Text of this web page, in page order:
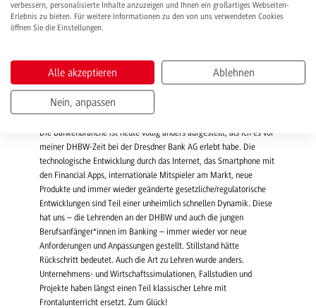
gut 300 Diplomarbeiten, Seminararbeiten und Bachelorarbeiten
betreut zu haben. Die Anzahl der zu korrigierenden Klausuren geht
in die Tausende – nicht rückwirkend zählbar für mich plus natürlich
studentischen Projekten.
Die DHBW Mannheim sowie die Bankenbranche zu Beginn Ihrer
Tätigkeit und heute – was hat sich verändert?
Die Bankenbranche ist heute völlig anders aufgestellt, als ich es vor
meiner DHBW-Zeit bei der Dresdner Bank AG erlebt habe. Die
technologische Entwicklung durch das Internet, das Smartphone mit
den Financial Apps, internationale Mitspieler am Markt, neue
Produkte und immer wieder geänderte gesetzliche/regulatorische
Entwicklungen sind Teil einer unheimlich schnellen Dynamik. Diese
hat uns – die Lehrenden an der DHBW und auch die jungen
Berufsanfänger*innen im Banking – immer wieder vor neue
Anforderungen und Anpassungen gestellt. Stillstand hätte
Rückschritt bedeutet. Auch die Art zu Lehren wurde anders.
Unternehmens- und Wirtschaftssimulationen, Fallstudien und
Projekte haben längst einen Teil klassischer Lehre mit
Frontalunterricht ersetzt. Zum Glück!
verbessern, personalisierte Inhalte anzuzeigen und Ihnen ein großartiges Webseiten-
Erlebnis zu bieten. Für weitere Informationen zu den von uns verwendeten Cookies
öffnen Sie die Einstellungen.
Alle akzeptieren Ablehnen
Nein, anpassen